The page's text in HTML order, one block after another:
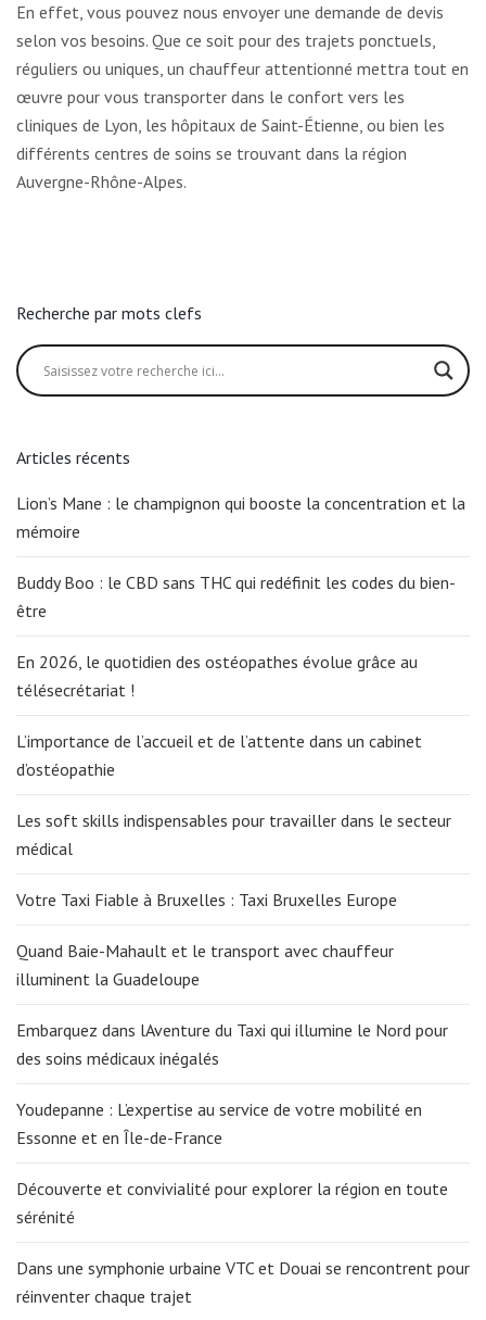
En effet, vous pouvez nous envoyer une demande de devis
selon vos besoins. Que ce soit pour des trajets ponctuels,
réguliers ou uniques, un chauffeur attentionné mettra tout en
œuvre pour vous transporter dans le confort vers les
cliniques de Lyon, les hôpitaux de Saint-Étienne, ou bien les
différents centres de soins se trouvant dans la région
Auvergne-Rhône-Alpes.
Recherche par mots clefs
Articles récents
Lion’s Mane : le champignon qui booste la concentration et la
mémoire
Buddy Boo : le CBD sans THC qui redéfinit les codes du bien-
être
En 2026, le quotidien des ostéopathes évolue grâce au
télésecrétariat !
L’importance de l’accueil et de l’attente dans un cabinet
d’ostéopathie
Les soft skills indispensables pour travailler dans le secteur
médical
Votre Taxi Fiable à Bruxelles : Taxi Bruxelles Europe
Quand Baie-Mahault et le transport avec chauffeur
illuminent la Guadeloupe
Embarquez dans lAventure du Taxi qui illumine le Nord pour
des soins médicaux inégalés
Youdepanne : L’expertise au service de votre mobilité en
Essonne et en Île-de-France
Découverte et convivialité pour explorer la région en toute
sérénité
Dans une symphonie urbaine VTC et Douai se rencontrent pour
réinventer chaque trajet